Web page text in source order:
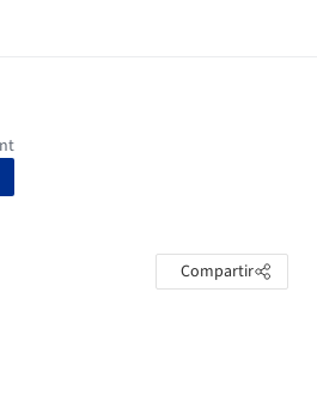
Compartir